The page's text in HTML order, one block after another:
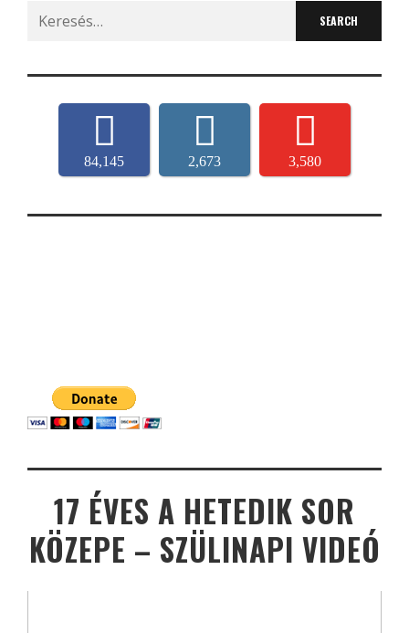
Search
for:
84,145 2,673 3,580
17 ÉVES A HETEDIK SOR
KÖZEPE – SZÜLINAPI VIDEÓ